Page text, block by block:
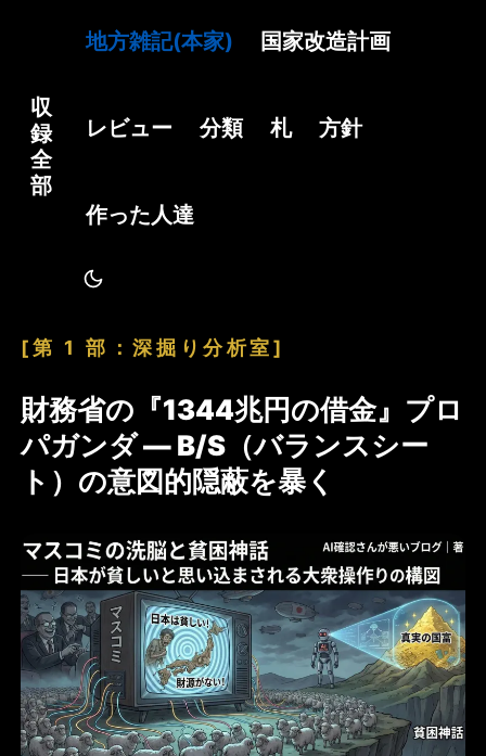
収
録
全
部
地方雑記(本家) 国家改造計画
レビュー 分類 札 方針
作った人達
[第 1 部：深掘り分析室]
財務省の『1344兆円の借金』プロ
パガンダ — B/S（バランスシー
ト）の意図的隠蔽を暴く